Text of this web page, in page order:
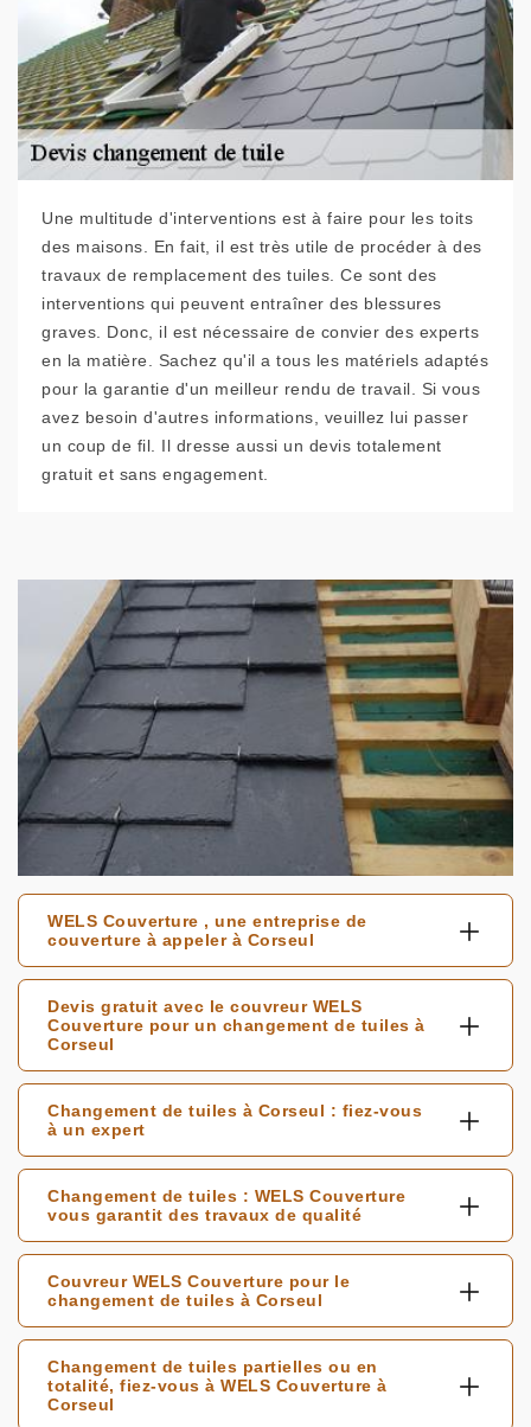
Une multitude d'interventions est à faire pour les toits
des maisons. En fait, il est très utile de procéder à des
travaux de remplacement des tuiles. Ce sont des
interventions qui peuvent entraîner des blessures
graves. Donc, il est nécessaire de convier des experts
en la matière. Sachez qu'il a tous les matériels adaptés
pour la garantie d'un meilleur rendu de travail. Si vous
avez besoin d'autres informations, veuillez lui passer
un coup de fil. Il dresse aussi un devis totalement
gratuit et sans engagement.
WELS Couverture , une entreprise de
couverture à appeler à Corseul
Devis gratuit avec le couvreur WELS
Couverture pour un changement de tuiles à
Corseul
Changement de tuiles à Corseul : fiez-vous
à un expert
Changement de tuiles : WELS Couverture
vous garantit des travaux de qualité
Couvreur WELS Couverture pour le
changement de tuiles à Corseul
Changement de tuiles partielles ou en
totalité, fiez-vous à WELS Couverture à
Corseul